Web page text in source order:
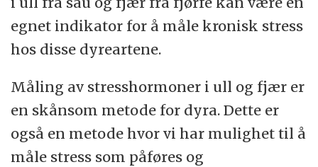
egnet indikator for å måle kronisk stress
hos disse dyreartene.
Måling av stresshormoner i ull og fjær er
en skånsom metode for dyra. Dette er
også en metode hvor vi har mulighet til å
måle stress som påføres og